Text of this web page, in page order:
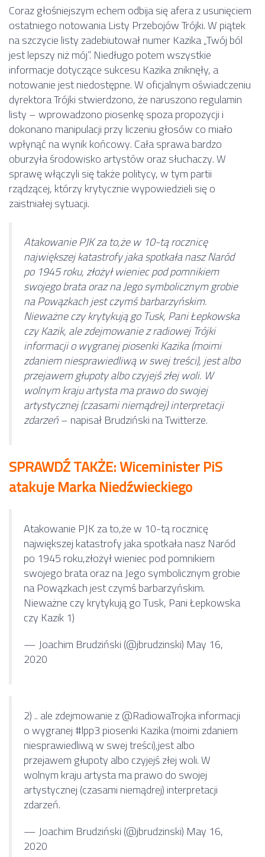
Coraz głośniejszym echem odbija się afera z usunięciem
ostatniego notowania Listy Przebojów Trójki. W piątek
na szczycie listy zadebiutował numer Kazika „Twój ból
jest lepszy niż mój”. Niedługo potem wszystkie
informacje dotyczące sukcesu Kazika zniknęły, a
notowanie jest niedostępne. W oficjalnym oświadczeniu
dyrektora Trójki stwierdzono, że naruszono regulamin
listy – wprowadzono piosenkę spoza propozycji i
dokonano manipulacji przy liczeniu głosów co miało
wpłynąć na wynik końcowy. Cała sprawa bardzo
oburzyła środowisko artystów oraz słuchaczy. W
sprawę włączyli się także politycy, w tym partii
rządzącej, którzy krytycznie wypowiedzieli się o
zaistniałej sytuacji.
Atakowanie PJK za to,że w 10-tą rocznicę
największej katastrofy jaka spotkała nasz Naród
po 1945 roku, złożył wieniec pod pomnikiem
swojego brata oraz na Jego symbolicznym grobie
na Powązkach jest czymś barbarzyńskim.
Nieważne czy krytykują go Tusk, Pani Łepkowska
czy Kazik, ale zdejmowanie z radiowej Trójki
informacji o wygranej piosenki Kazika (moimi
zdaniem niesprawiedliwą w swej treści), jest albo
przejawem głupoty albo czyjejś złej woli. W
wolnym kraju artysta ma prawo do swojej
artystycznej (czasami niemądrej) interpretacji
zdarzeń– napisał Brudziński na Twitterze.
SPRAWDŹ TAKŻE: Wiceminister PiS
atakuje Marka Niedźwieckiego
Atakowanie PJK za to,że w 10-tą rocznicę
największej katastrofy jaka spotkała nasz Naród
po 1945 roku,złożył wieniec pod pomnikiem
swojego brata oraz na Jego symbolicznym grobie
na Powązkach jest czymś barbarzyńskim.
Nieważne czy krytykują go Tusk, Pani Łepkowska
czy Kazik 1)
— Joachim Brudziński (@jbrudzinski) May 16,
2020
2) .. ale zdejmowanie z@RadiowaTrojkainformacji
o wygranej#lpp3piosenki Kazika (moimi zdaniem
niesprawiedliwą w swej treści),jest albo
przejawem głupoty albo czyjejś złej woli. W
wolnym kraju artysta ma prawo do swojej
artystycznej (czasami niemądrej) interpretacji
zdarzeń.
— Joachim Brudziński (@jbrudzinski) May 16,
2020